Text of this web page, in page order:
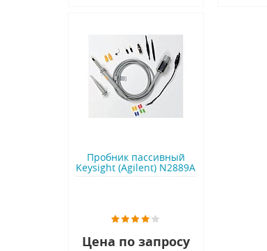
Пробник пассивный
Keysight (Agilent) N2889A
Цена по запросу